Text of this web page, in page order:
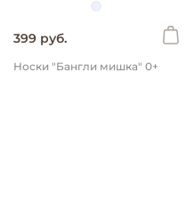
399 руб.
Носки "Бангли мишка" 0+